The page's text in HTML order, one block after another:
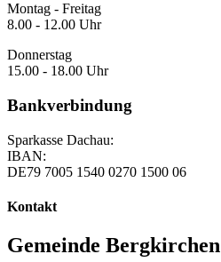
Montag - Freitag
8.00 - 12.00 Uhr
Donnerstag
15.00 - 18.00 Uhr
Bankverbindung
Sparkasse Dachau:
IBAN:
DE79 7005 1540 0270 1500 06
Kontakt
Gemeinde Bergkirchen